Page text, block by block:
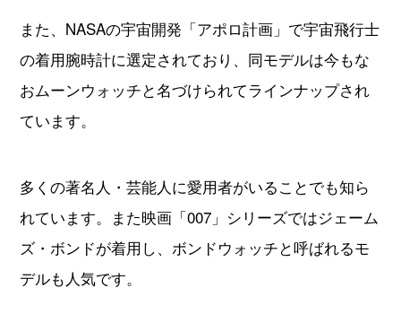
また、NASAの宇宙開発「アポロ計画」で宇宙飛行士
の着用腕時計に選定されており、同モデルは今もな
おムーンウォッチと名づけられてラインナップされ
ています。
多くの著名人・芸能人に愛用者がいることでも知ら
れています。また映画「007」シリーズではジェーム
ズ・ボンドが着用し、ボンドウォッチと呼ばれるモ
デルも人気です。